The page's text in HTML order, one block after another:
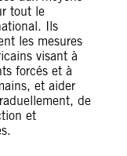
tout le
Ils
les mesures
visant à
forcés et à
et aider
de
et